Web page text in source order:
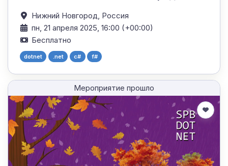
Нижний Новгород, Россия
пн, 21 апреля 2025, 16:00 (+00:00)
Бесплатно
dotnet .net c# f#
Мероприятие прошло